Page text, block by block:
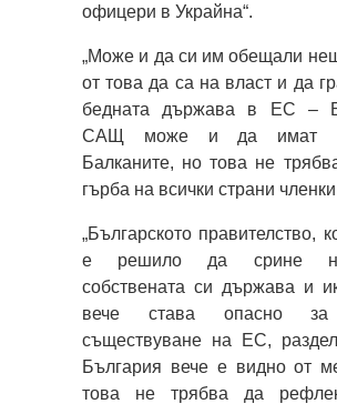
офицери в Украйна“.
„Може и да си им обещали
от това да са на власт и да
бедната държава в ЕС –
САЩ може и да имат
Балканите, но това не
гърба на всички страни
„Българското правителство,
е решило да срине
собствената си държава и
вече става опасно за
съществуване на ЕС,
България вече е видно от
това не трябва да